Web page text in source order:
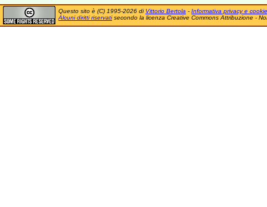
Questo sito è (C) 1995-2026 di Vittorio Bertola - Informativa privacy e cookie
Alcuni diritti riservatisecondo la licenza Creative Commons Attribuzione -